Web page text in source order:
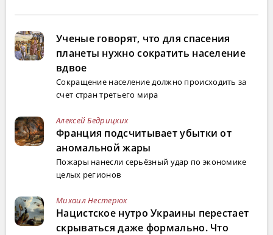
Ученые говорят, что для спасения
планеты нужно сократить население
вдвое
Сокращение население должно происходить за
счет стран третьего мира
Алексей Бедрицких
Франция подсчитывает убытки от
аномальной жары
Пожары нанесли серьёзный удар по экономике
целых регионов
Михаил Нестерюк
Нацистское нутро Украины перестает
скрываться даже формально. Что